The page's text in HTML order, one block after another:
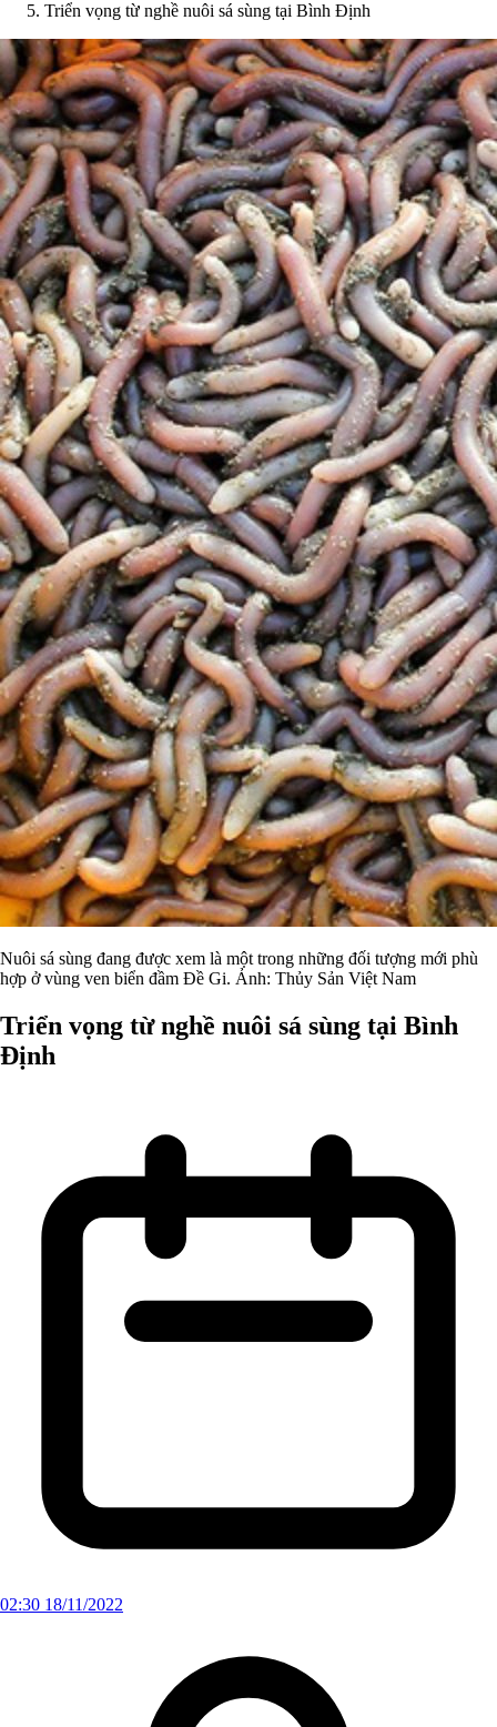
Triển vọng từ nghề nuôi sá sùng tại Bình Định
Nuôi sá sùng đang được xem là một trong những đối tượng mới phù
hợp ở vùng ven biển đầm Đề Gi. Ảnh: Thủy Sản Việt Nam
Triển vọng từ nghề nuôi sá sùng tại Bình
Định
02:30 18/11/2022